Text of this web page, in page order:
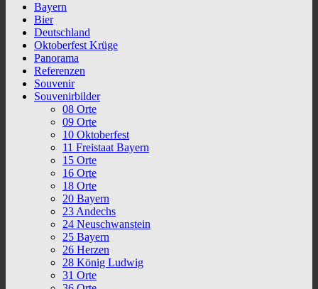
Bayern
Bier
Deutschland
Oktoberfest Krüge
Panorama
Referenzen
Souvenir
Souvenirbilder
08 Orte
09 Orte
10 Oktoberfest
11 Freistaat Bayern
15 Orte
16 Orte
18 Orte
20 Bayern
23 Andechs
24 Neuschwanstein
25 Bayern
26 Herzen
28 König Ludwig
31 Orte